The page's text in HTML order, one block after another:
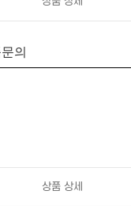
의
상품 상세